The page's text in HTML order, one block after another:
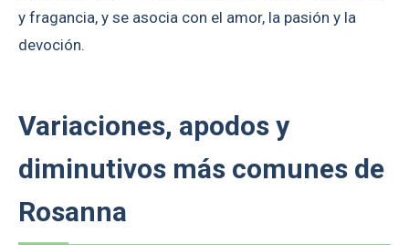
y fragancia, y se asocia con el amor, la pasión y la
devoción.
Variaciones, apodos y
diminutivos más comunes de
Rosanna